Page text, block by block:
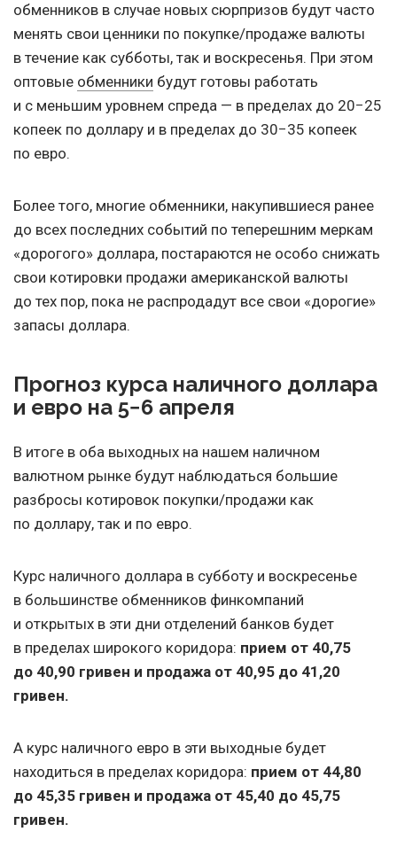
обменников в случае новых сюрпризов будут часто
менять свои ценники по покупке/продаже валюты
в течение как субботы, так и воскресенья. При этом
оптовые обменники будут готовы работать
и с меньшим уровнем спреда — в пределах до 20−25
копеек по доллару и в пределах до 30−35 копеек
по евро.
Более того, многие обменники, накупившиеся ранее
до всех последних событий по теперешним меркам
«дорогого» доллара, постараются не особо снижать
свои котировки продажи американской валюты
до тех пор, пока не распродадут все свои «дорогие»
запасы доллара.
Прогноз курса наличного доллара
и евро на 5−6 апреля
В итоге в оба выходных на нашем наличном
валютном рынке будут наблюдаться большие
разбросы котировок покупки/продажи как
по доллару, так и по евро.
Курс наличного доллара в субботу и воскресенье
в большинстве обменников финкомпаний
и открытых в эти дни отделений банков будет
в пределах широкого коридора: прием от 40,75
до 40,90 гривен и продажа от 40,95 до 41,20
гривен.
А курс наличного евро в эти выходные будет
находиться в пределах коридора: прием от 44,80
до 45,35 гривен и продажа от 45,40 до 45,75
гривен.